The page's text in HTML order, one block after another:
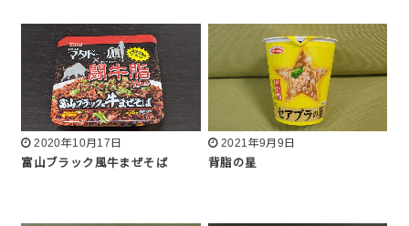
2020年10月17日
富山ブラック風牛まぜそば
2021年9月9日
背脂の星